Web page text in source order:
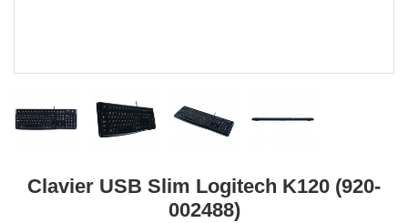
Clavier USB Slim Logitech K120 (920-
002488)